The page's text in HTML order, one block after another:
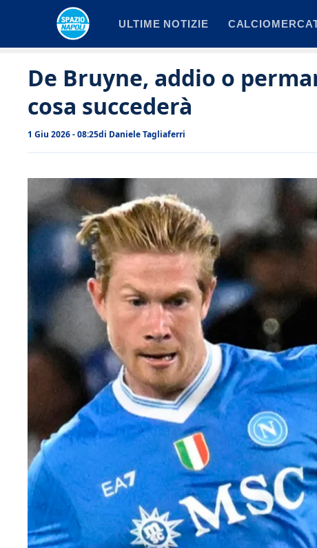
ULTIME NOTIZIE
De Bruyne, addio o
cosa succederà
1 Giu 2026 - 08:25di Daniele Tagliaferri